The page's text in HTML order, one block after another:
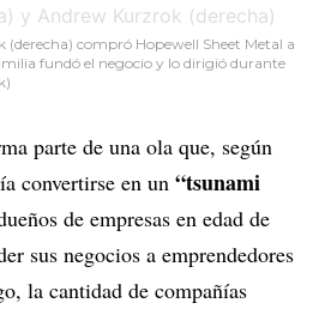
compró Hopewell Sheet Metal a
fundó el negocio y lo dirigió durante
parte de una ola que, según
convertirse en un “tsunami
de empresas en edad de
sus negocios a emprendedores
la cantidad de compañías